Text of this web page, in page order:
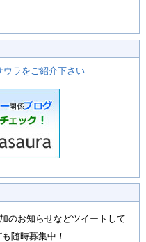
ウラをご紹介下さい
のお知らせなどツイートして
随時募集中！